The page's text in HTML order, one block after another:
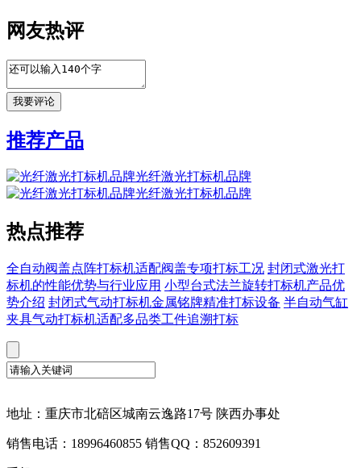
网友热评
推荐产品
光纤激光打标机品牌
光纤激光打标机品牌
热点推荐
全自动阀盖点阵打标机适配阀盖专项打标工况 封闭式激光打
标机的性能优势与行业应用 小型台式法兰旋转打标机产品优
势介绍 封闭式气动打标机金属铭牌精准打标设备 半自动气缸
夹具气动打标机适配多品类工件追溯打标
地址：重庆市北碚区城南云逸路17号 陕西办事处
销售电话：18996460855 销售QQ：852609391